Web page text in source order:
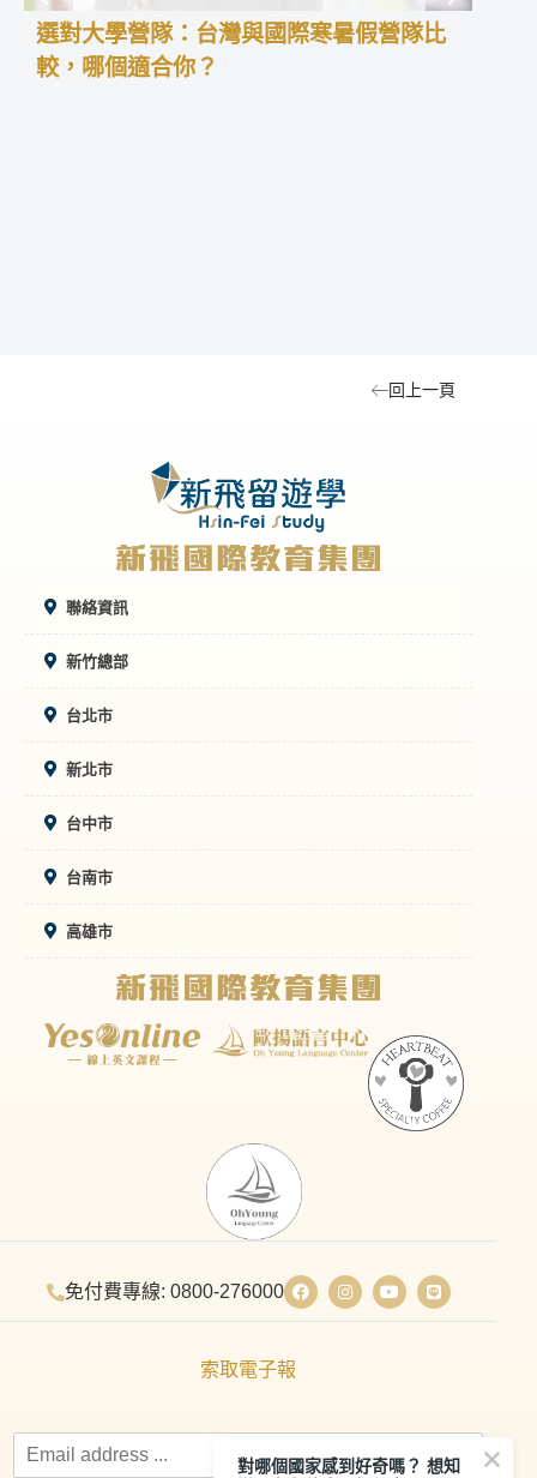
選對大學營隊：台灣與國際寒暑假營隊比
較，哪個適合你？
回上一頁
聯絡資訊
新竹總部
台北市
新北市
台中市
台南市
高雄市
免付費專線: 0800-276000
索取電子報
對哪個國家感到好奇嗎？ 想知